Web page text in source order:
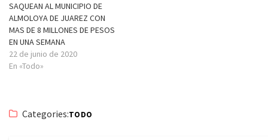
SAQUEAN AL MUNICIPIO DE
ALMOLOYA DE JUAREZ CON
MAS DE 8 MILLONES DE PESOS
EN UNA SEMANA
22 de junio de 2020
En «Todo»
Categories:TODO